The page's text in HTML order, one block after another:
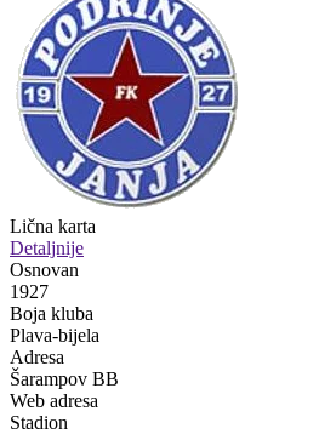
Lična karta
Detaljnije
Osnovan
1927
Boja kluba
Plava-bijela
Adresa
Šarampov BB
Web adresa
Stadion